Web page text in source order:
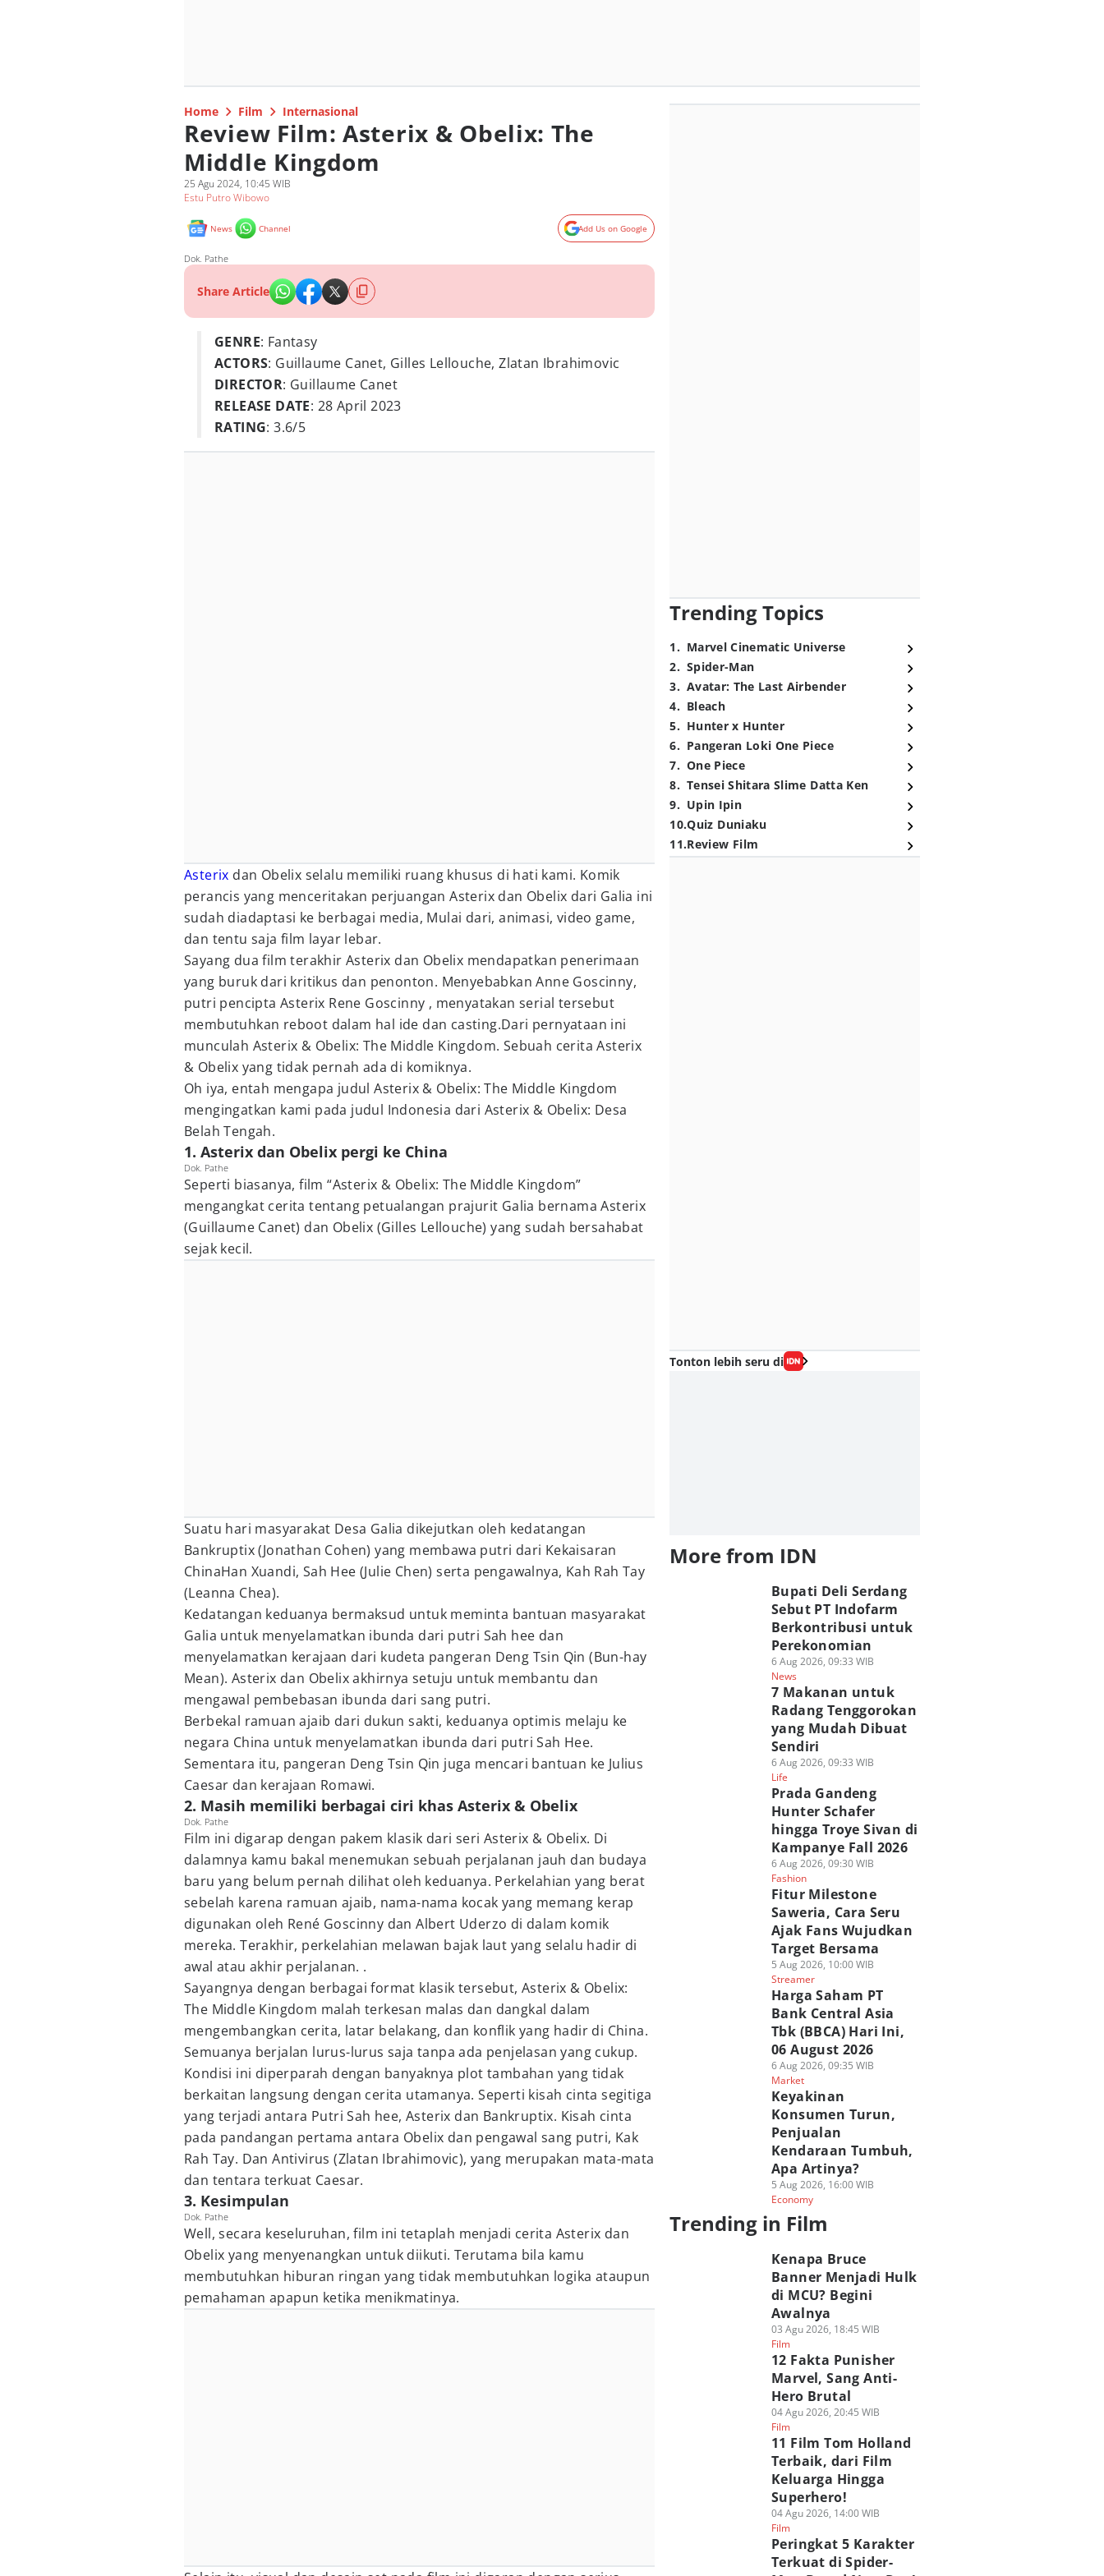
Home Film Internasional
Review Film: Asterix & Obelix: The
Middle Kingdom
25 Agu 2024, 10:45 WIB
Estu Putro Wibowo
News Channel Add Us on Google
Dok. Pathe
Share Article
GENRE: Fantasy
ACTORS: Guillaume Canet, Gilles Lellouche, Zlatan Ibrahimovic
DIRECTOR: Guillaume Canet
RELEASE DATE: 28 April 2023
RATING: 3.6/5
Asterix dan Obelix selalu memiliki ruang khusus di hati kami. Komik
perancis yang menceritakan perjuangan Asterix dan Obelix dari Galia ini
sudah diadaptasi ke berbagai media, Mulai dari, animasi, video game,
dan tentu saja film layar lebar.
Sayang dua film terakhir Asterix dan Obelix mendapatkan penerimaan
yang buruk dari kritikus dan penonton. Menyebabkan Anne Goscinny,
putri pencipta Asterix Rene Goscinny , menyatakan serial tersebut
membutuhkan reboot dalam hal ide dan casting.Dari pernyataan ini
munculah Asterix & Obelix: The Middle Kingdom. Sebuah cerita Asterix
& Obelix yang tidak pernah ada di komiknya.
Oh iya, entah mengapa judul Asterix & Obelix: The Middle Kingdom
mengingatkan kami pada judul Indonesia dari Asterix & Obelix: Desa
Belah Tengah.
1. Asterix dan Obelix pergi ke China
Dok. Pathe
Seperti biasanya, film “Asterix & Obelix: The Middle Kingdom”
mengangkat cerita tentang petualangan prajurit Galia bernama Asterix
(Guillaume Canet) dan Obelix (Gilles Lellouche) yang sudah bersahabat
sejak kecil.
Suatu hari masyarakat Desa Galia dikejutkan oleh kedatangan
Bankruptix (Jonathan Cohen) yang membawa putri dari Kekaisaran
ChinaHan Xuandi, Sah Hee (Julie Chen) serta pengawalnya, Kah Rah Tay
(Leanna Chea).
Kedatangan keduanya bermaksud untuk meminta bantuan masyarakat
Galia untuk menyelamatkan ibunda dari putri Sah hee dan
menyelamatkan kerajaan dari kudeta pangeran Deng Tsin Qin (Bun-hay
Mean). Asterix dan Obelix akhirnya setuju untuk membantu dan
mengawal pembebasan ibunda dari sang putri.
Berbekal ramuan ajaib dari dukun sakti, keduanya optimis melaju ke
negara China untuk menyelamatkan ibunda dari putri Sah Hee.
Sementara itu, pangeran Deng Tsin Qin juga mencari bantuan ke Julius
Caesar dan kerajaan Romawi.
2. Masih memiliki berbagai ciri khas Asterix & Obelix
Dok. Pathe
Film ini digarap dengan pakem klasik dari seri Asterix & Obelix. Di
dalamnya kamu bakal menemukan sebuah perjalanan jauh dan budaya
baru yang belum pernah dilihat oleh keduanya. Perkelahian yang berat
sebelah karena ramuan ajaib, nama-nama kocak yang memang kerap
digunakan oleh René Goscinny dan Albert Uderzo di dalam komik
mereka. Terakhir, perkelahian melawan bajak laut yang selalu hadir di
awal atau akhir perjalanan. .
Sayangnya dengan berbagai format klasik tersebut, Asterix & Obelix:
The Middle Kingdom malah terkesan malas dan dangkal dalam
mengembangkan cerita, latar belakang, dan konflik yang hadir di China.
Semuanya berjalan lurus-lurus saja tanpa ada penjelasan yang cukup.
Kondisi ini diperparah dengan banyaknya plot tambahan yang tidak
berkaitan langsung dengan cerita utamanya. Seperti kisah cinta segitiga
yang terjadi antara Putri Sah hee, Asterix dan Bankruptix. Kisah cinta
pada pandangan pertama antara Obelix dan pengawal sang putri, Kak
Rah Tay. Dan Antivirus (Zlatan Ibrahimovic), yang merupakan mata-mata
dan tentara terkuat Caesar.
3. Kesimpulan
Dok. Pathe
Well, secara keseluruhan, film ini tetaplah menjadi cerita Asterix dan
Obelix yang menyenangkan untuk diikuti. Terutama bila kamu
membutuhkan hiburan ringan yang tidak membutuhkan logika ataupun
pemahaman apapun ketika menikmatinya.
Trending Topics
1. Marvel Cinematic Universe
2. Spider-Man
3. Avatar: The Last Airbender
4. Bleach
5. Hunter x Hunter
6. Pangeran Loki One Piece
7. One Piece
8. Tensei Shitara Slime Datta Ken
9. Upin Ipin
10.Quiz Duniaku
11.Review Film
Tonton lebih seru di
More from IDN
Bupati Deli Serdang
Sebut PT Indofarm
Berkontribusi untuk
Perekonomian
6 Aug 2026, 09:33 WIB
News
7 Makanan untuk
Radang Tenggorokan
yang Mudah Dibuat
Sendiri
6 Aug 2026, 09:33 WIB
Life
Prada Gandeng
Hunter Schafer
hingga Troye Sivan di
Kampanye Fall 2026
6 Aug 2026, 09:30 WIB
Fashion
Fitur Milestone
Saweria, Cara Seru
Ajak Fans Wujudkan
Target Bersama
5 Aug 2026, 10:00 WIB
Streamer
Harga Saham PT
Bank Central Asia
Tbk (BBCA) Hari Ini,
06 August 2026
6 Aug 2026, 09:35 WIB
Market
Keyakinan
Konsumen Turun,
Penjualan
Kendaraan Tumbuh,
Apa Artinya?
5 Aug 2026, 16:00 WIB
Economy
Trending in Film
Kenapa Bruce
Banner Menjadi Hulk
di MCU? Begini
Awalnya
03 Agu 2026, 18:45 WIB
Film
12 Fakta Punisher
Marvel, Sang Anti-
Hero Brutal
04 Agu 2026, 20:45 WIB
Film
11 Film Tom Holland
Terbaik, dari Film
Keluarga Hingga
Superhero!
04 Agu 2026, 14:00 WIB
Film
Peringkat 5 Karakter
Terkuat di Spider-